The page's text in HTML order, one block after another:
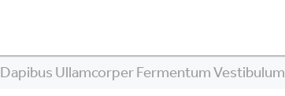
Ullamcorper Fermentum Vestibulum